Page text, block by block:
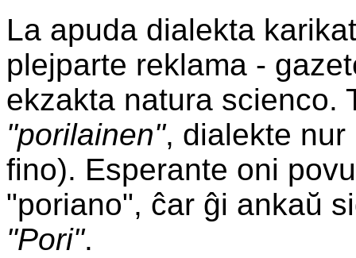
La apuda dialekta
plejparte reklama -
ekzakta natura scienco.
"porilainen", dialekte nur
fino). Esperante oni
"poriano", ĉar ĝi ankaŭ
"Pori".